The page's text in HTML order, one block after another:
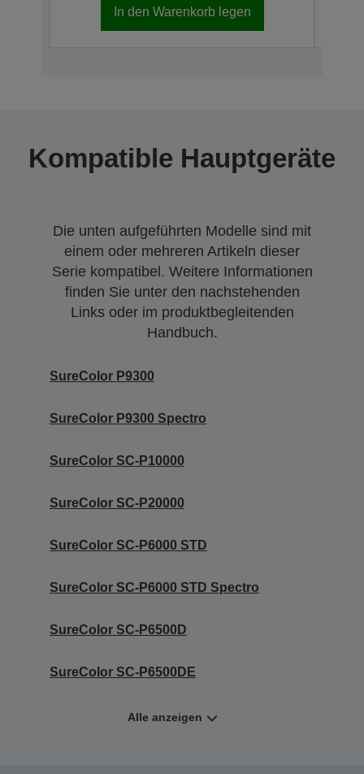
In den Warenkorb legen
Kompatible Hauptgeräte
Die unten aufgeführten Modelle sind mit
einem oder mehreren Artikeln dieser
Serie kompatibel. Weitere Informationen
finden Sie unter den nachstehenden
Links oder im produktbegleitenden
Handbuch.
SureColor P9300
SureColor P9300 Spectro
SureColor SC-P10000
SureColor SC-P20000
SureColor SC-P6000 STD
SureColor SC-P6000 STD Spectro
SureColor SC-P6500D
SureColor SC-P6500DE
Alle anzeigen